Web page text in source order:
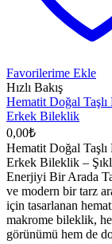
Favorilerime Ekle
Hızlı Bakış
Hematit Doğal Taşlı
Erkek Bileklik
0,00₺
Hematit Doğal Taşlı
Erkek Bileklik –
Enerjiyi Bir Arada
ve modern bir tarz
için tasarlanan
makrome bileklik,
görünümü hem de